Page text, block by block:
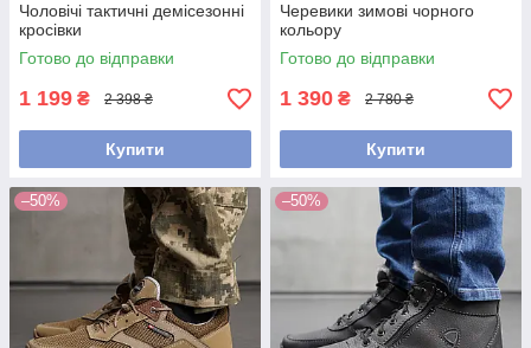
Чоловічі тактичні демісезонні
кросівки
Готово до відправки
1 199 ₴ 2 398 ₴
Купити
Черевики зимові чорного
кольору
Готово до відправки
1 390 ₴ 2 780 ₴
Купити
–50% –50%